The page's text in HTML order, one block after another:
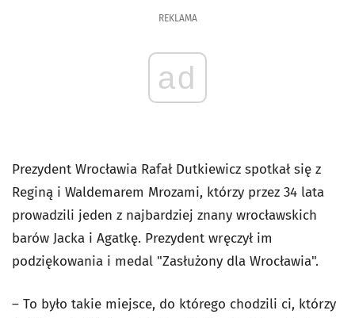
REKLAMA
ad
Prezydent Wrocławia Rafał Dutkiewicz spotkał się z
Reginą i Waldemarem Mrozami, którzy przez 34 lata
prowadzili jeden z najbardziej znany wrocławskich
barów Jacka i Agatkę. Prezydent wręczył im
podziękowania i medal "Zasłużony dla Wrocławia".
– To było takie miejsce, do którego chodzili ci, którzy